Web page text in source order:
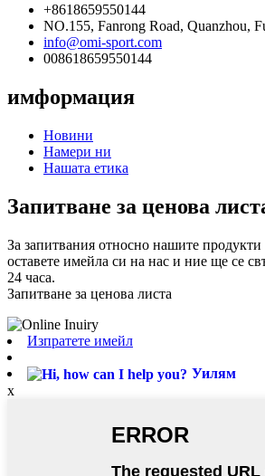
+8618659550144
NO.155, Fanrong Road, Quanzhou,
info@omi-sport.com
008618659550144
имформация
Новини
Намери ни
Нашата етика
Запитване за ценова
За запитвания относно нашите
оставете имейла си на нас и ние ще се
24 часа.
Запитване за ценова листа
Изпратете имейл
Уилям
x